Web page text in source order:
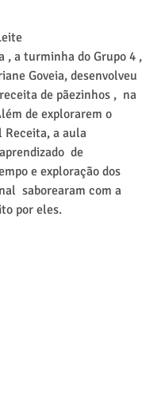
, a turminha do Grupo 4 ,
Goveia, desenvolveu
de pãezinhos ,  na
de explorarem o
Receita, a aula
de
e exploração dos
saborearam com a
por eles.